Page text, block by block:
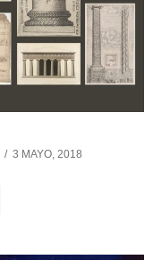
/ 3 MAYO, 2018